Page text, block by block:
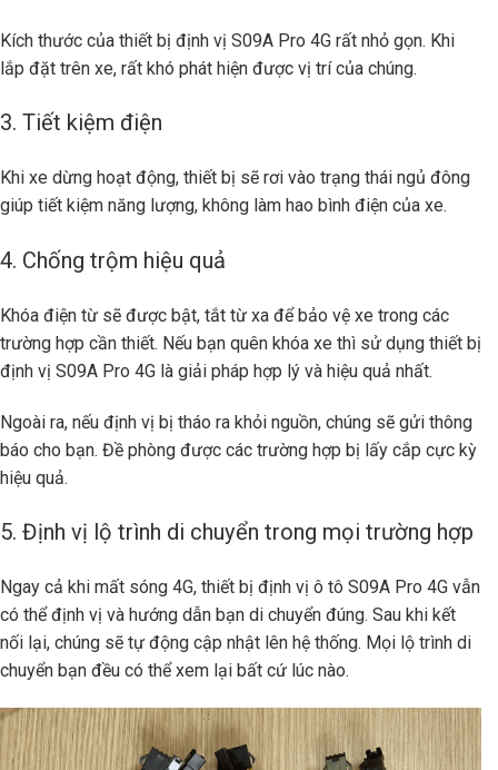
Kích thước của thiết bị định vị S09A Pro 4G rất nhỏ gọn. Khi
lắp đặt trên xe, rất khó phát hiện được vị trí của chúng.
3. Tiết kiệm điện
Khi xe dừng hoạt động, thiết bị sẽ rơi vào trạng thái ngủ đông
giúp tiết kiệm năng lượng, không làm hao bình điện của xe.
4. Chống trộm hiệu quả
Khóa điện từ sẽ được bật, tắt từ xa để bảo vệ xe trong các
trường hợp cần thiết. Nếu bạn quên khóa xe thì sử dụng thiết bị
định vị S09A Pro 4G là giải pháp hợp lý và hiệu quả nhất.
Ngoài ra, nếu định vị bị tháo ra khỏi nguồn, chúng sẽ gửi thông
báo cho bạn. Đề phòng được các trường hợp bị lấy cắp cực kỳ
hiệu quả.
5. Định vị lộ trình di chuyển trong mọi trường hợp
Ngay cả khi mất sóng 4G, thiết bị định vị ô tô S09A Pro 4G vẫn
có thể định vị và hướng dẫn bạn di chuyển đúng. Sau khi kết
nối lại, chúng sẽ tự động cập nhật lên hệ thống. Mọi lộ trình di
chuyển bạn đều có thể xem lại bất cứ lúc nào.